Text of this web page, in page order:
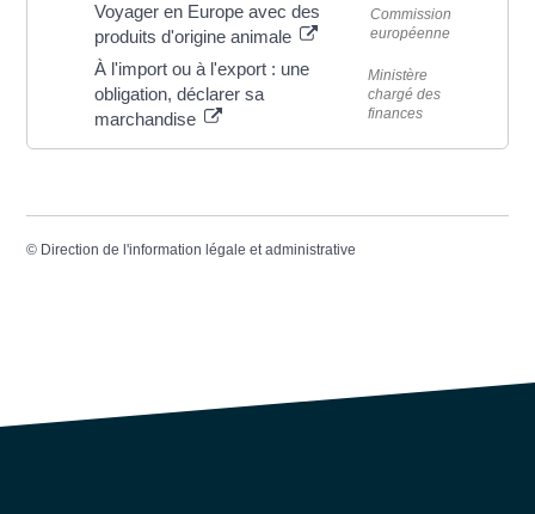
Voyager en Europe avec des
produits d'origine animale
Commission
européenne
À l'import ou à l'export : une
obligation, déclarer sa
marchandise
Ministère
chargé des
finances
© Direction de l'information légale et administrative